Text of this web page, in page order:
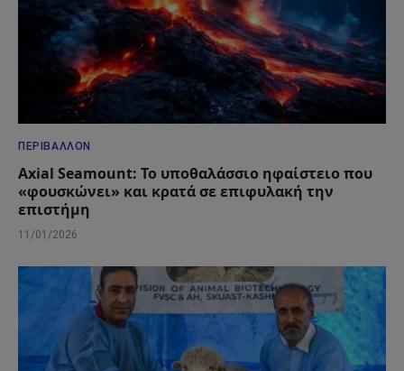
ΠΕΡΙΒΆΛΛΟΝ
Axial Seamount: Το υποθαλάσσιο ηφαίστειο που
«φουσκώνει» και κρατά σε επιφυλακή την
επιστήμη
11/01/2026